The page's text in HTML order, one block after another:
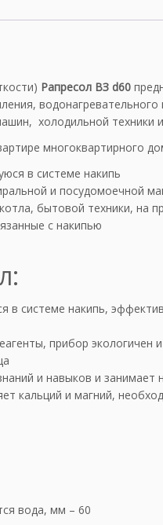
в
в
а
р
а
а
п
р
З
6
Рапресол ВЗ d60
холодильной техники
многоквартирного
в системе накипь
и посудомоечной
бытовой техники, на
с накипью
системе накипь,
прибор экологичен
и навыков и занимает
кальций и магний,
вода, мм – 60